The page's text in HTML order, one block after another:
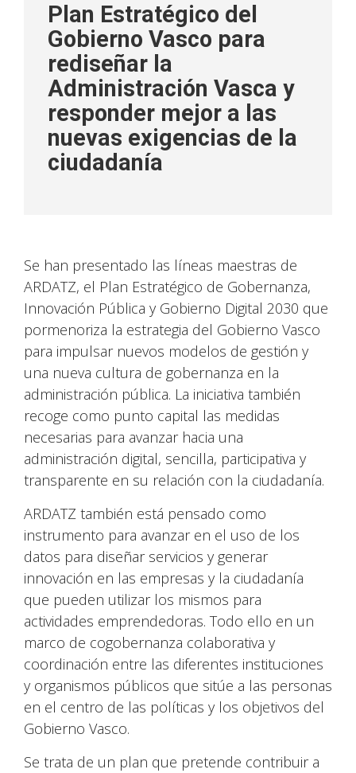
Plan Estratégico del
Gobierno Vasco para
rediseñar la
Administración Vasca y
responder mejor a las
nuevas exigencias de la
ciudadanía
Se han presentado las líneas maestras de
ARDATZ, el Plan Estratégico de Gobernanza,
Innovación Pública y Gobierno Digital 2030 que
pormenoriza la estrategia del Gobierno Vasco
para impulsar nuevos modelos de gestión y
una nueva cultura de gobernanza en la
administración pública. La iniciativa también
recoge como punto capital las medidas
necesarias para avanzar hacia una
administración digital, sencilla, participativa y
transparente en su relación con la ciudadanía.
ARDATZ también está pensado como
instrumento para avanzar en el uso de los
datos para diseñar servicios y generar
innovación en las empresas y la ciudadanía
que pueden utilizar los mismos para
actividades emprendedoras. Todo ello en un
marco de cogobernanza colaborativa y
coordinación entre las diferentes instituciones
y organismos públicos que sitúe a las personas
en el centro de las políticas y los objetivos del
Gobierno Vasco.
Se trata de un plan que pretende contribuir a